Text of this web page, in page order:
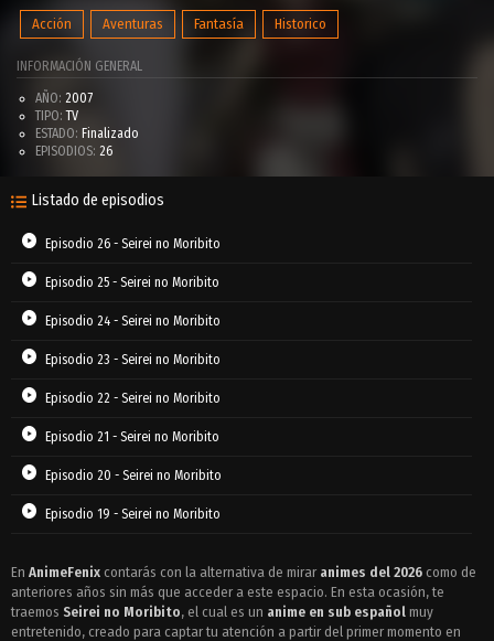
Acción Aventuras Fantasía Historico
INFORMACIÓN GENERAL
AÑO: 2007
TIPO: TV
ESTADO: Finalizado
EPISODIOS: 26
Listado de episodios
Episodio 26 - Seirei no Moribito
Episodio 25 - Seirei no Moribito
Episodio 24 - Seirei no Moribito
Episodio 23 - Seirei no Moribito
Episodio 22 - Seirei no Moribito
Episodio 21 - Seirei no Moribito
Episodio 20 - Seirei no Moribito
Episodio 19 - Seirei no Moribito
Episodio 17 - Seirei no Moribito
Episodio 16 - Seirei no Moribito
En AnimeFenix contarás con la alternativa de mirar animes del 2026 como de
anteriores años sin más que acceder a este espacio. En esta ocasión, te
traemos Seirei no Moribito, el cual es un anime en sub español muy
entretenido, creado para captar tu atención a partir del primer momento en